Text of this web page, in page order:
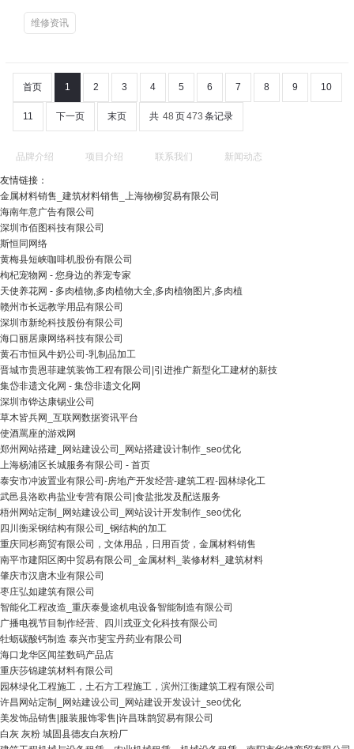
维修资讯
首页 1 2 3 4 5 6 7 8 9 10
11 下一页 末页 共 48 页473 条记录
品牌介绍 项目介绍 联系我们 新闻动态
友情链接：
金属材料销售_建筑材料销售_上海物柳贸易有限公司
海南年意广告有限公司
深圳市佰图科技有限公司
斯恒同网络
黄梅县短峡咖啡机股份有限公司
枸杞宠物网 - 您身边的养宠专家
天使养花网 - 多肉植物,多肉植物大全,多肉植物图片,多肉植
赣州市长远教学用品有限公司
深圳市新纶科技股份有限公司
海口丽居康网络科技有限公司
黄石市恒风牛奶公司-乳制品加工
晋城市贵恩菲建筑装饰工程有限公司|引进推广新型化工建材的新技
集岱非遗文化网 - 集岱非遗文化网
深圳市铧达康锡业公司
草木皆兵网_互联网数据资讯平台
使酒罵座的游戏网
郑州网站搭建_网站建设公司_网站搭建设计制作_seo优化
上海杨浦区长城服务有限公司 - 首页
泰安市冲波置业有限公司-房地产开发经营-建筑工程-园林绿化工
武邑县洛欧冉盐业专营有限公司|食盐批发及配送服务
梧州网站定制_网站建设公司_网站设计开发制作_seo优化
四川衡采钢结构有限公司_钢结构的加工
重庆同杉商贸有限公司，文体用品，日用百货，金属材料销售
南平市建阳区阁中贸易有限公司_金属材料_装修材料_建筑材料
肇庆市汉唐木业有限公司
枣庄弘如建筑有限公司
智能化工程改造_重庆泰曼途机电设备智能制造有限公司
广播电视节目制作经营、四川戎亚文化科技有限公司
牡蛎碳酸钙制造 泰兴市斐宝丹药业有限公司
海口龙华区闻笙数码产品店
重庆莎锦建筑材料有限公司
园林绿化工程施工，土石方工程施工，滨州江衡建筑工程有限公司
许昌网站定制_网站建设公司_网站建设开发设计_seo优化
美发饰品销售|服装服饰零售|许昌珠鹊贸易有限公司
白灰 灰粉 城固县德友白灰粉厂